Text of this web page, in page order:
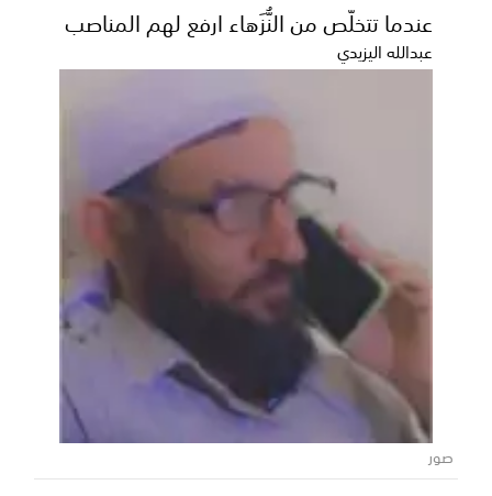
عندما تتخلّص من النُّزَهاء ارفع لهم المناصب
عبدالله اليزيدي
صور